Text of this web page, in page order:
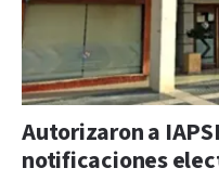
Autorizaron a
notificaciones